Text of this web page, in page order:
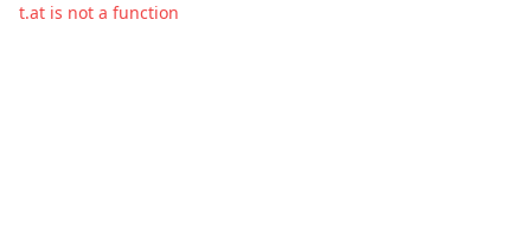
t.at is not a function